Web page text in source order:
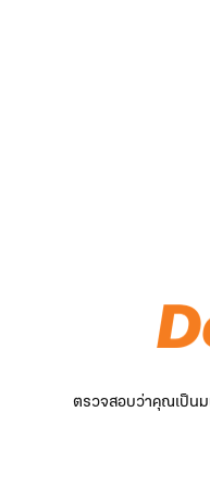
ตรวจสอบว่าคุณเป็นม